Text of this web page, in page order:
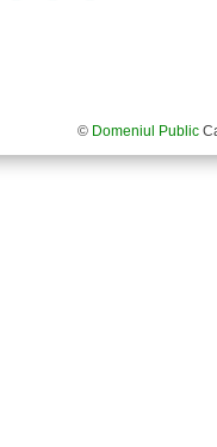
© Domeniul Public